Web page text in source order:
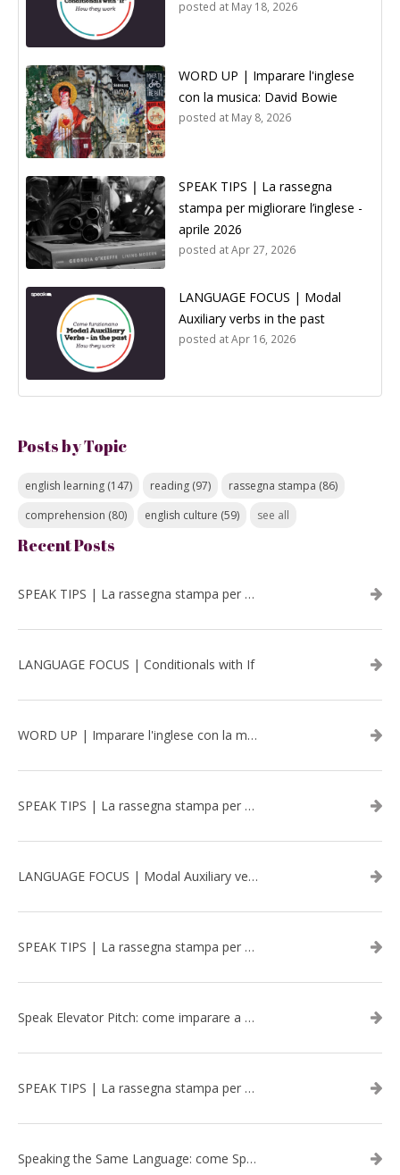
posted at May 18, 2026
WORD UP | Imparare l'inglese
con la musica: David Bowie
posted at May 8, 2026
SPEAK TIPS | La rassegna
stampa per migliorare l’inglese -
aprile 2026
posted atApr 27, 2026
LANGUAGE FOCUS | Modal
Auxiliary verbs in the past
posted atApr 16, 2026
Posts by Topic
english learning (147) reading (97) rassegna stampa (86)
comprehension (80) english culture (59) see all
Recent Posts
SPEAK TIPS | La rassegna stampa per migliorare l’inglese - luglio 2026
LANGUAGE FOCUS | Conditionals with If
WORD UP | Imparare l'inglese con la musica: David Bowie
SPEAK TIPS | La rassegna stampa per migliorare l’inglese - aprile 2026
LANGUAGE FOCUS | Modal Auxiliary verbs in the past
SPEAK TIPS | La rassegna stampa per migliorare l’inglese - marzo 2026
Speak Elevator Pitch: come imparare a gestire una presentazione in inglese
SPEAK TIPS | La rassegna stampa per migliorare l’inglese - febbraio 2026
Speaking the Same Language: come Speak aiuta a rafforzare i team attraverso il Team Building in inglese